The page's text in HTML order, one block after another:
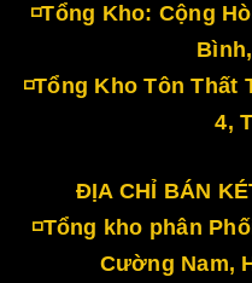
◽Tổng Kho: Cộng
◽Tổng Kho Tôn
4,
ĐỊA CHỈ BÁN
◽Tổng kho phân
Cường Nam,